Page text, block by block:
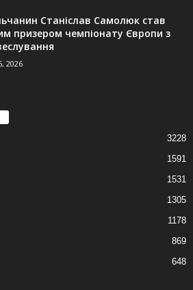
Станіслав Самолюк став
призером чемпіонату Європи з
2026
3228
1591
1531
1305
1178
869
648